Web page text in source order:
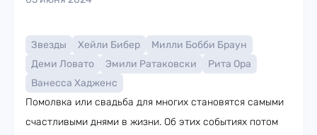
Звезды Хейли Бибер
Милли Бобби Браун
Деми Ловато
Эмили Ратаковски
Рита Ора
Ванесса Хадженс
Помолвка или свадьба для многих становятся самыми
счастливыми днями в жизни. Об этих событиях потом